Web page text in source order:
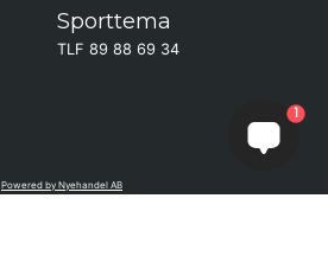
Sporttema
TLF 89 88 69 34
Powered by Nyehandel AB
1